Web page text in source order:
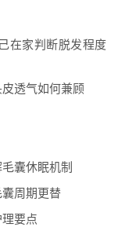
在家判断脱发程度
透气如何兼顾
囊休眠机制
周期更替
要点